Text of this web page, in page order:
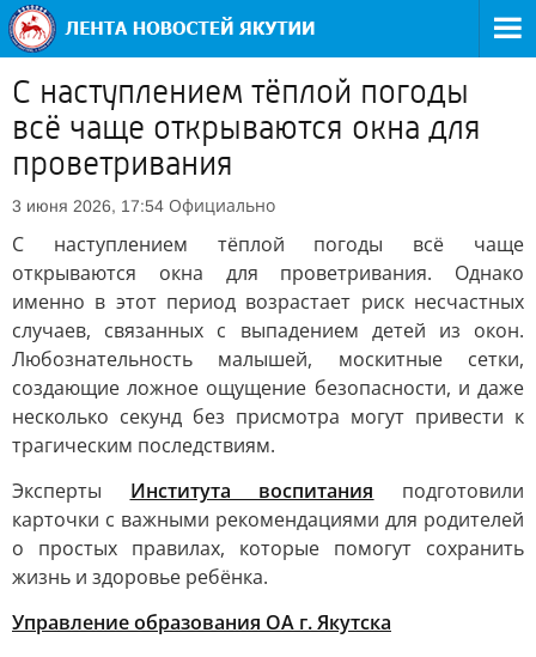
С наступлением тёплой погоды
всё чаще открываются окна для
проветривания
3 июня 2026, 17:54 Официально
С наступлением тёплой погоды всё чаще
открываются окна для проветривания. Однако
именно в этот период возрастает риск несчастных
случаев, связанных с выпадением детей из окон.
Любознательность малышей, москитные сетки,
создающие ложное ощущение безопасности, и даже
несколько секунд без присмотра могут привести к
трагическим последствиям.
Эксперты Института воспитания подготовили
карточки с важными рекомендациями для родителей
о простых правилах, которые помогут сохранить
жизнь и здоровье ребёнка.
Управление образования ОА г. Якутска